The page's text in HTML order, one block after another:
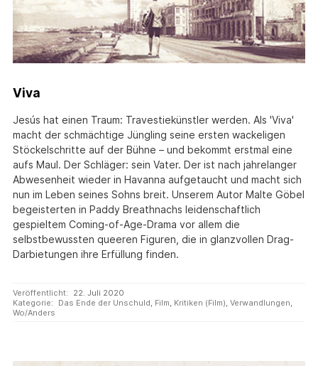
Viva
Jesús hat einen Traum: Travestiekünstler werden. Als 'Viva'
macht der schmächtige Jüngling seine ersten wackeligen
Stöckelschritte auf der Bühne – und bekommt erstmal eine
aufs Maul. Der Schläger: sein Vater. Der ist nach jahrelanger
Abwesenheit wieder in Havanna aufgetaucht und macht sich
nun im Leben seines Sohns breit. Unserem Autor Malte Göbel
begeisterten in Paddy Breathnachs leidenschaftlich
gespieltem Coming-of-Age-Drama vor allem die
selbstbewussten queeren Figuren, die in glanzvollen Drag-
Darbietungen ihre Erfüllung finden.
Veröffentlicht:
22. Juli 2020
Kategorie:
Das Ende der Unschuld, Film, Kritiken (Film), Verwandlungen,
Wo/Anders